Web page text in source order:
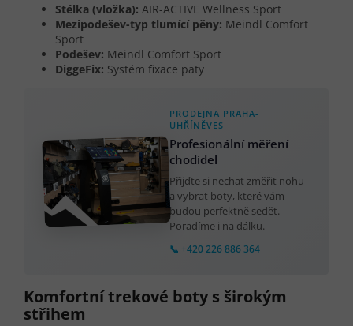
Stélka (vložka): AIR-ACTIVE Wellness Sport
Mezipodešev-typ tlumící pěny: Meindl Comfort
Sport
Podešev: Meindl Comfort Sport
DiggeFix: Systém fixace paty
PRODEJNA PRAHA-
UHŘÍNĚVES
Profesionální měření
chodidel
Přijďte si nechat změřit nohu
a vybrat boty, které vám
budou perfektně sedět.
Poradíme i na dálku.
📞 +420 226 886 364
Komfortní trekové boty s širokým
střihem